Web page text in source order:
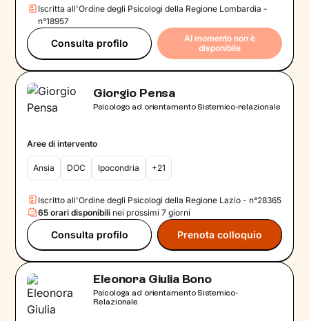
Iscritta all'Ordine degli Psicologi della Regione Lombardia -
n°18957
Consulta profilo
Al momento non è
disponibile
Giorgio Pensa
Psicologo ad orientamento Sistemico-relazionale
Aree di intervento
Ansia DOC Ipocondria +21
Iscritto all'Ordine degli Psicologi della Regione Lazio - n°28365
65 orari disponibili nei prossimi 7 giorni
Consulta profilo Prenota colloquio
Eleonora Giulia Bono
Psicologa ad orientamento Sistemico-
Relazionale